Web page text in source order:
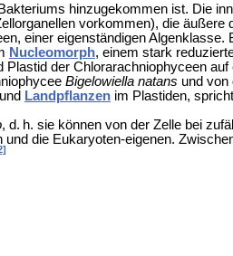
hinzugekommen ist. Die
vorkommen), die äußere
einer eigenständigen Algenklasse.
Nucleomorph, einem stark
der Chlorarachniophyceen
Bigelowiella natans und
Landpflanzenim Plastiden,
, d. h. sie können von der Zelle bei
die Eukaryoten-eigenen.